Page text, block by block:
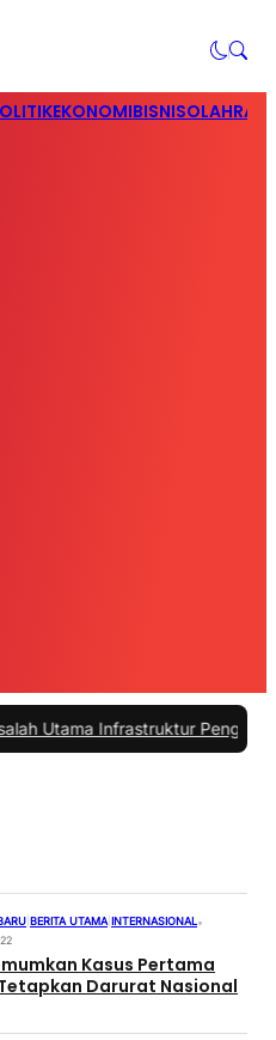
EKONOMIBISNIS
Infrastruktur Pengisian Daya
BERITA UTAMA INTERNASIONAL•
Kasus Pertama
Darurat Nasional